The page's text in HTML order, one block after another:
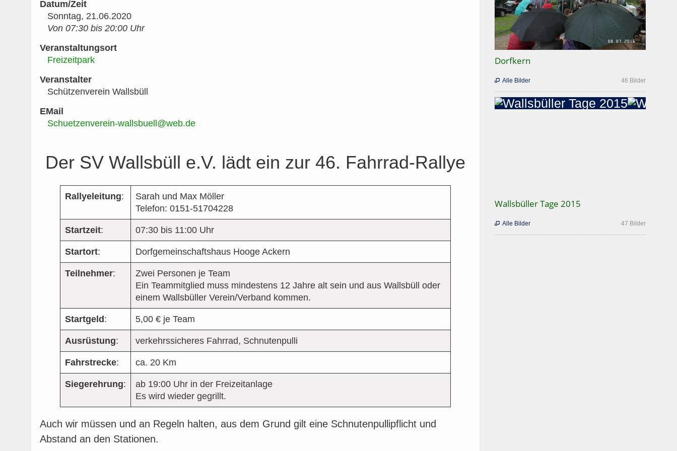
Datum/Zeit
Sonntag, 21.06.2020
Von 07:30 bis 20:00 Uhr
Veranstaltungsort
Freizeitpark
Veranstalter
Schützenverein Wallsbüll
EMail
Schuetzenverein-wallsbuell@web.de
Der SV Wallsbüll e.V. lädt ein zur 46. Fahrrad-Rallye
Rallyeleitung:
Sarah und Max Möller
Telefon: 0151-51704228
Startzeit: 07:30 bis 11:00 Uhr
Startort: Dorfgemeinschaftshaus Hooge Ackern
Teilnehmer:
Zwei Personen je Team
Ein Teammitglied muss mindestens 12 Jahre alt sein und aus Wallsbüll oder
einem Wallsbüller Verein/Verband kommen.
Startgeld : 5,00 € je Team
Ausrüstung: verkehrssicheres Fahrrad, Schnutenpulli
Fahrstrecke: ca. 20 Km
Siegerehrung:
ab 19:00 Uhr in der Freizeitanlage
Es wird wieder gegrillt.
Auch wir müssen und an Regeln halten, aus dem Grund gilt eine Schnutenpullipflicht und
Abstand an den Stationen.
Dorfkern
46 Bilder
 Alle Bilder
Wallsbüller Tage 2015
47 Bilder
 Alle Bilder